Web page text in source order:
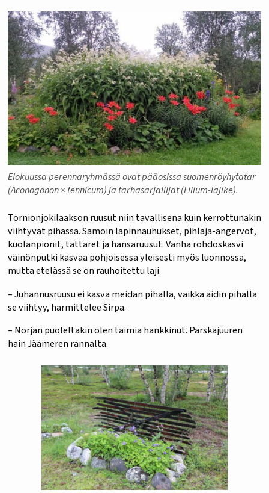
Elokuussa perennaryhmässä ovat pääosissa suomenröyhytatar
(Aconogonon × fennicum) ja tarhasarjaliljat (Lilium-lajike).
Tornionjokilaakson ruusut niin tavallisena kuin kerrottunakin
viihtyvät pihassa. Samoin lapinnauhukset, pihlaja-angervot,
kuolanpionit, tattaret ja hansaruusut. Vanha rohdoskasvi
väinönputki kasvaa pohjoisessa yleisesti myös luonnossa,
mutta etelässä se on rauhoitettu laji.
– Juhannusruusu ei kasva meidän pihalla, vaikka äidin pihalla
se viihtyy, harmittelee Sirpa.
– Norjan puoleltakin olen taimia hankkinut. Pärskäjuuren
hain Jäämeren rannalta.